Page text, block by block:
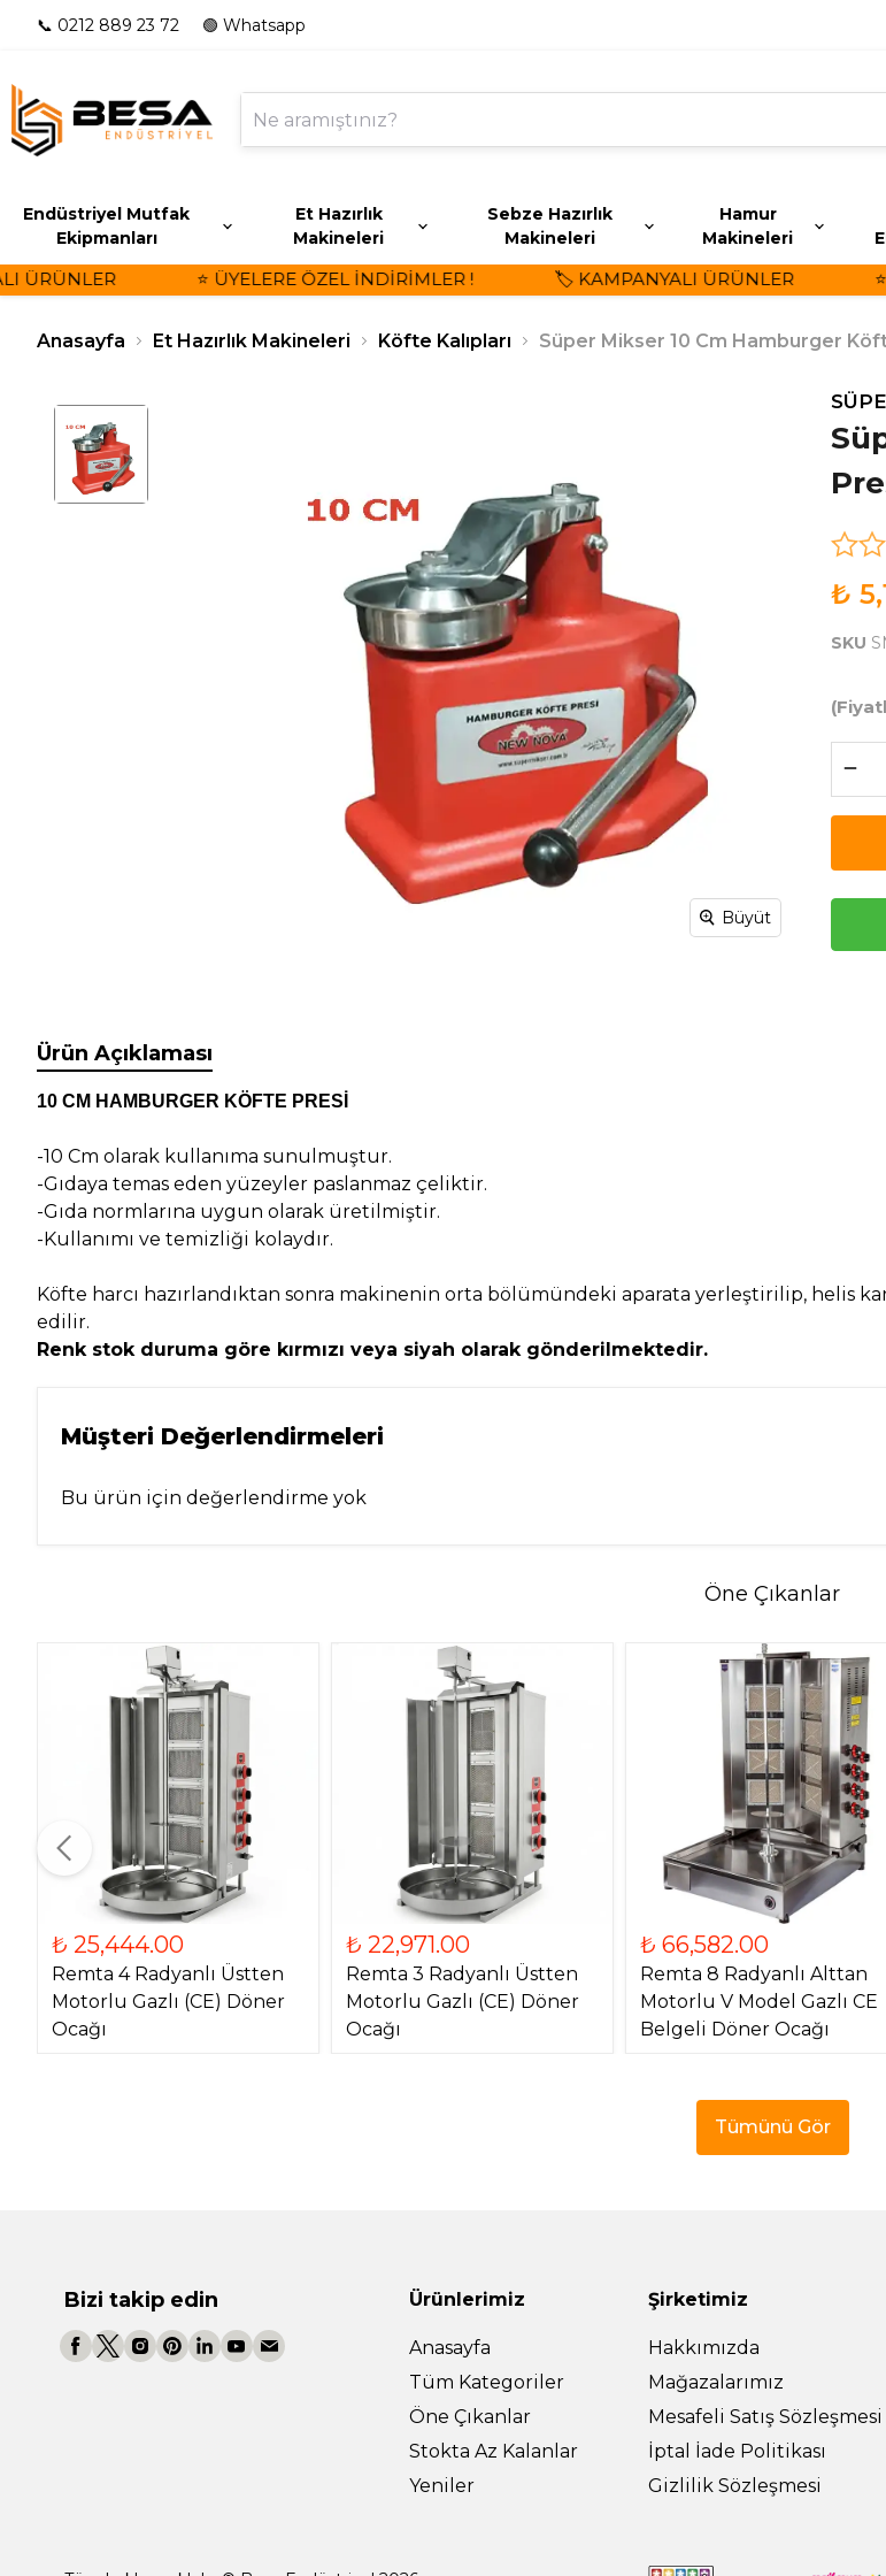
📞 0212 889 23 72 🟢 Whatsapp
Endüstriyel Mutfak
Ekipmanları
Et Hazırlık
Makineleri
Sebze Hazırlık
Makineleri
Hamur
Makineleri
⭐ ÜYELERE ÖZEL İNDİRİMLER ! 🏷️ KAMPANYALI ÜRÜNLER ⭐
Anasayfa Et Hazırlık Makineleri Köfte Kalıpları Süper Mikser 10 Cm Hamburger
Büyüt
₺
SKU
Ürün Açıklaması
10 CM HAMBURGER KÖFTE PRESİ
-10 Cm olarak kullanıma sunulmuştur.
-Gıdaya temas eden yüzeyler paslanmaz çeliktir.
-Gıda normlarına uygun olarak üretilmiştir.
-Kullanımı ve temizliği kolaydır.
Köfte harcı hazırlandıktan sonra makinenin orta bölümündeki aparata yerleştirilip, helis
edilir.
Renk stok duruma göre kırmızı veya siyah olarak gönderilmektedir.
Müşteri Değerlendirmeleri
Bu ürün için değerlendirme yok
Öne Çıkanlar
₺ 25,444.00
Remta 4 Radyanlı Üstten
Motorlu Gazlı (CE) Döner
Ocağı
₺ 22,971.00
Remta 3 Radyanlı Üstten
Motorlu Gazlı (CE) Döner
Ocağı
₺ 66,582.00
Remta 8 Radyanlı Alttan
Motorlu V Model Gazlı CE
Belgeli Döner Ocağı
Tümünü Gör
Bizi takip edin Ürünlerimiz
Anasayfa
Tüm Kategoriler
Öne Çıkanlar
Stokta Az Kalanlar
Yeniler
Şirketimiz
Hakkımızda
Mağazalarımız
Mesafeli Satış Sözleşmesi
İptal İade Politikası
Gizlilik Sözleşmesi